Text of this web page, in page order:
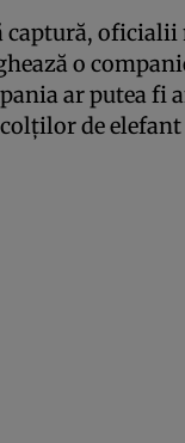
captură,
o
ar putea fi
de elefant